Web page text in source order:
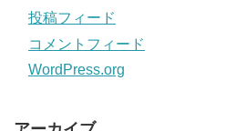
投稿フィード
コメントフィード
WordPress.org